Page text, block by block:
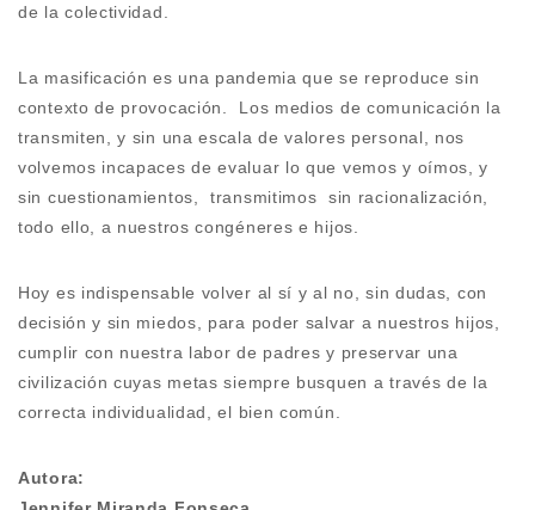
de la colectividad.
La masificación es una pandemia que se reproduce sin
contexto de provocación. Los medios de comunicación la
transmiten, y sin una escala de valores personal, nos
volvemos incapaces de evaluar lo que vemos y oímos, y
sin cuestionamientos, transmitimos sin racionalización,
todo ello, a nuestros congéneres e hijos.
Hoy es indispensable volver al sí y al no, sin dudas, con
decisión y sin miedos, para poder salvar a nuestros hijos,
cumplir con nuestra labor de padres y preservar una
civilización cuyas metas siempre busquen a través de la
correcta individualidad, el bien común.
Autora: